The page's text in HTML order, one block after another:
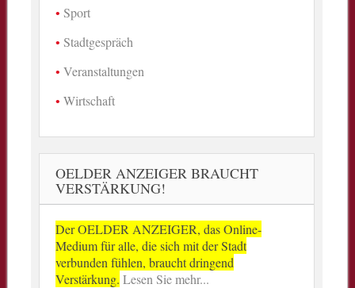
Sport
Stadtgespräch
Veranstaltungen
Wirtschaft
OELDER ANZEIGER BRAUCHT
VERSTÄRKUNG!
Der OELDER ANZEIGER, das Online-
Medium für alle, die sich mit der Stadt
verbunden fühlen, braucht dringend
Verstärkung. Lesen Sie mehr...